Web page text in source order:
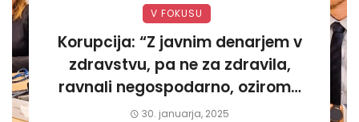
V FOKUSU
Korupcija: “Z javnim denarjem v
zdravstvu, pa ne za zdravila,
ravnali negospodarno, oziroma
za lastni žep. Tokrat na Žalskem«
30. januarja, 2025